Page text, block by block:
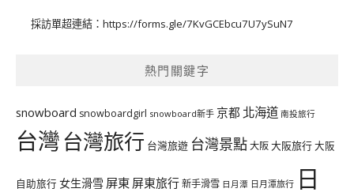
採訪單超連結： https://forms.gle/7KvGCEbcu7U7ySuN7
熱門關鍵字
snowboard snowboardgirl snowboard新手 京都 北海道 南投旅行
台灣台灣旅行 台灣旅遊 台灣景點大阪大阪旅行大阪
自助旅行 女生滑雪 屏東 屏東旅行新手滑雪 日月潭 日月潭旅行 日